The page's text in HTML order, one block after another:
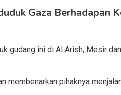
Gaza Berhadapan
gudang ini di Al Arish, Mesir
membenarkan pihaknya